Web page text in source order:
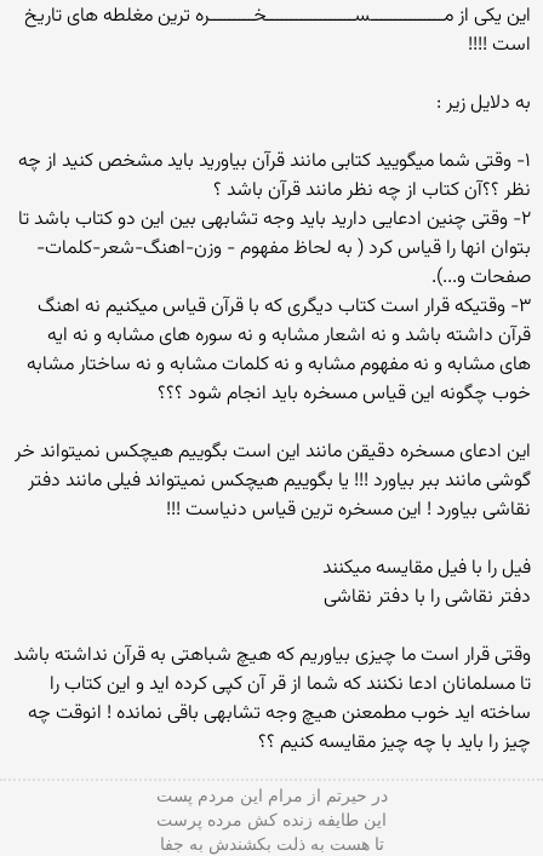
این یکی از مـــــــــــــــســــــــــــــــــخـــــــــره ترین مغلطه های تاریخ
است !!!!
به دلایل زیر :
۱- وقتی شما میگویید کتابی مانند قرآن بیاورید باید مشخص کنید از چه
نظر ؟؟آن کتاب از چه نظر مانند قرآن باشد ؟
۲- وقتی چنین ادعایی دارید باید وجه تشابهی بین این دو کتاب باشد تا
بتوان انها را قیاس کرد ( به لحاظ مفهوم - وزن-اهنگ-شعر-کلمات-
صفحات و...).
۳- وقتیکه قرار است کتاب دیگری که با قرآن قیاس میکنیم نه اهنگ
قرآن داشته باشد و نه اشعار مشابه و نه سوره های مشابه و نه ایه
های مشابه و نه مفهوم مشابه و نه کلمات مشابه و نه ساختار مشابه
خوب چگونه این قیاس مسخره باید انجام شود ؟؟؟
این ادعای مسخره دقیقن مانند این است بگوییم هیچکس نمیتواند خر
گوشی مانند ببر بیاورد !!! یا بگوییم هیچکس نمیتواند فیلی مانند دفتر
نقاشی بیاورد ! این مسخره ترین قیاس دنیاست !!!
فیل را با فیل مقایسه میکنند
دفتر نقاشی را با دفتر نقاشی
وقتی قرار است ما چیزی بیاوریم که هیچ شباهتی به قرآن نداشته باشد
تا مسلمانان ادعا نکنند که شما از قر آن کپی کرده اید و این کتاب را
ساخته اید خوب مطمعنن هیچ وجه تشابهی باقی نمانده ! انوقت چه
چیز را باید با چه چیز مقایسه کنیم ؟؟
در حیرتم از مرام این مردم پست
این طایفه زنده کش مرده پرست
تا هست به ذلت بکشندش به جفا